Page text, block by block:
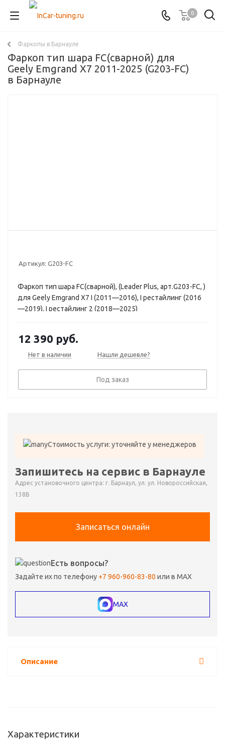
0
Фаркопы в Барнауле
Фаркоп тип шара FC(сварной) для
Geely Emgrand X7 2011-2025 (G203-FC)
в Барнауле
Артикул: G203-FC
Фаркоп тип шара FC(сварной), (Leader Plus, арт.G203-FC, )
для Geely Emgrand X7 I (2011—2016), I рестайлинг (2016
—2019), I рестайлинг 2 (2018—2025)
12 390 руб.
Нет в наличии Нашли дешевле?
Под заказ
Стоимость услуги: уточняйте у менеджеров
Запишитесь на сервис в Барнауле
Адрес установочного центра: г. Барнаул, ул. ул. Новороссийская,
138В
Записаться онлайн
Есть вопросы?
Задайте их по телефону +7 960-960-83-80 или в MAX
MAX
Описание
Характеристики